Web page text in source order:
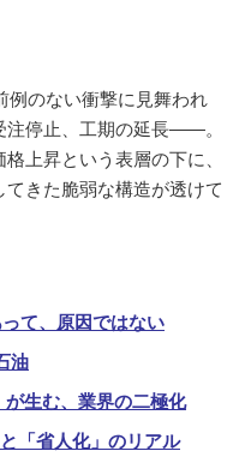
のない衝撃に見舞われ
注停止、工期の延長——。
上昇という表層の下に、
きた脆弱な構造が透けて
て、原因ではない
油
が生む、業界の二極化
「省人化」のリアル